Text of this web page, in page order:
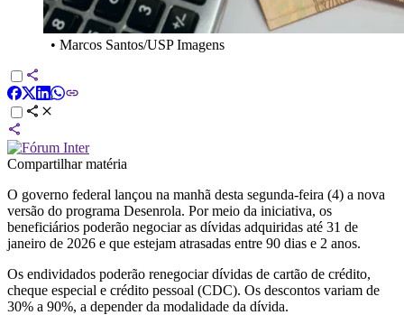
• Marcos Santos/USP Imagens
Compartilhar matéria
O governo federal lançou na manhã desta segunda-feira (4) a nova
versão do programa Desenrola. Por meio da iniciativa, os
beneficiários poderão negociar as dívidas adquiridas até 31 de
janeiro de 2026 e que estejam atrasadas entre 90 dias e 2 anos.
Os endividados poderão renegociar dívidas de cartão de crédito,
cheque especial e crédito pessoal (CDC). Os descontos variam de
30% a 90%, a depender da modalidade da dívida.